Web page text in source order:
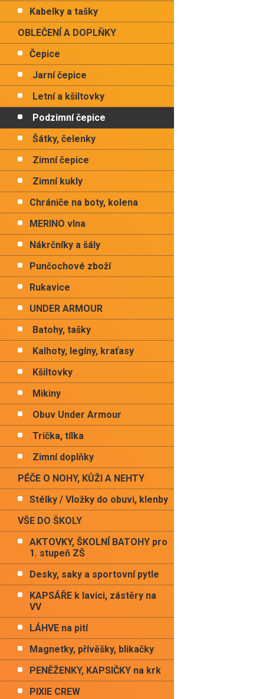
Kabelky a tašky
OBLEČENÍ A DOPLŇKY
Čepice
Jarní čepice
Letní a kšiltovky
Podzimní čepice
Šátky, čelenky
Zimní čepice
Zimní kukly
Chrániče na boty, kolena
MERINO vlna
Nákrčníky a šály
Punčochové zboží
Rukavice
UNDER ARMOUR
Batohy, tašky
Kalhoty, legíny, kraťasy
Kšiltovky
Mikiny
Obuv Under Armour
Trička, tílka
Zimní doplňky
PÉČE O NOHY, KŮŽI A NEHTY
Stélky / Vložky do obuvi, klenby
VŠE DO ŠKOLY
AKTOVKY, ŠKOLNÍ BATOHY pro
1. stupeň ZŠ
Desky, saky a sportovní pytle
KAPSÁŘE k lavici, zástěry na
VV
LÁHVE na pití
Magnetky, přívěšky, blikačky
PENĚŽENKY, KAPSIČKY na krk
PIXIE CREW